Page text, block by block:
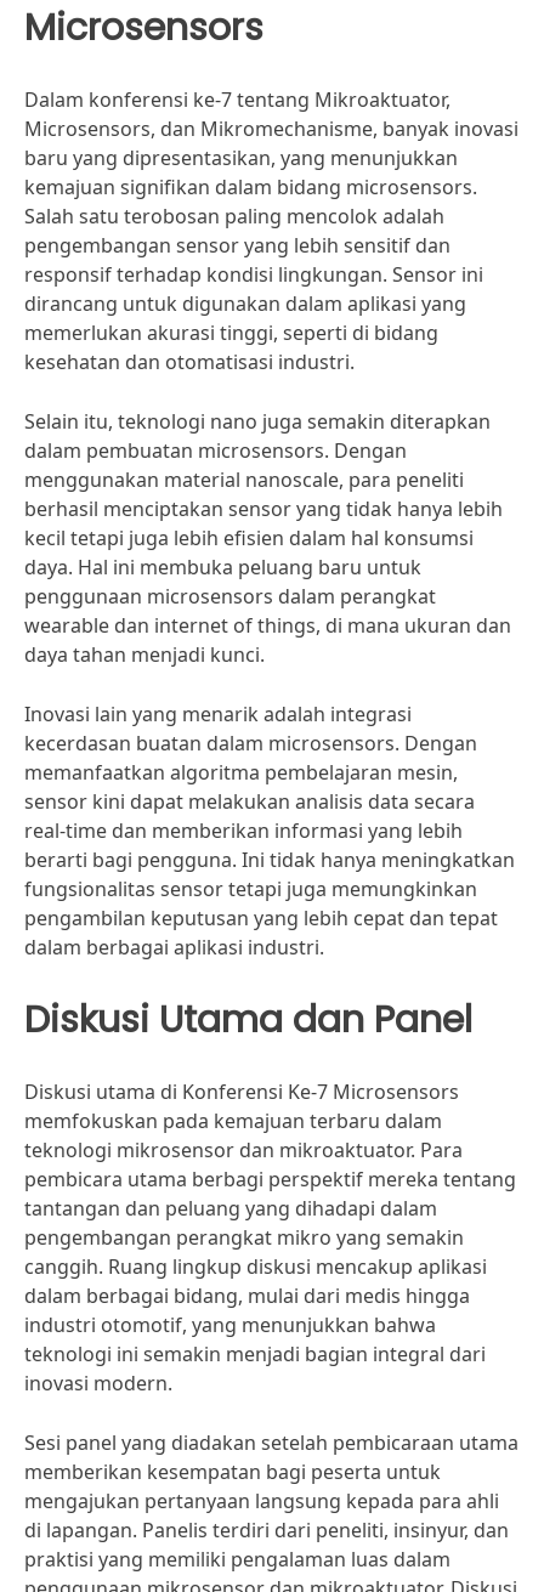
Microsensors
Dalam konferensi ke-7 tentang Mikroaktuator,
Microsensors, dan Mikromechanisme, banyak inovasi
baru yang dipresentasikan, yang menunjukkan
kemajuan signifikan dalam bidang microsensors.
Salah satu terobosan paling mencolok adalah
pengembangan sensor yang lebih sensitif dan
responsif terhadap kondisi lingkungan. Sensor ini
dirancang untuk digunakan dalam aplikasi yang
memerlukan akurasi tinggi, seperti di bidang
kesehatan dan otomatisasi industri.
Selain itu, teknologi nano juga semakin diterapkan
dalam pembuatan microsensors. Dengan
menggunakan material nanoscale, para peneliti
berhasil menciptakan sensor yang tidak hanya lebih
kecil tetapi juga lebih efisien dalam hal konsumsi
daya. Hal ini membuka peluang baru untuk
penggunaan microsensors dalam perangkat
wearable dan internet of things, di mana ukuran dan
daya tahan menjadi kunci.
Inovasi lain yang menarik adalah integrasi
kecerdasan buatan dalam microsensors. Dengan
memanfaatkan algoritma pembelajaran mesin,
sensor kini dapat melakukan analisis data secara
real-time dan memberikan informasi yang lebih
berarti bagi pengguna. Ini tidak hanya meningkatkan
fungsionalitas sensor tetapi juga memungkinkan
pengambilan keputusan yang lebih cepat dan tepat
dalam berbagai aplikasi industri.
Diskusi Utama dan Panel
Diskusi utama di Konferensi Ke-7 Microsensors
memfokuskan pada kemajuan terbaru dalam
teknologi mikrosensor dan mikroaktuator. Para
pembicara utama berbagi perspektif mereka tentang
tantangan dan peluang yang dihadapi dalam
pengembangan perangkat mikro yang semakin
canggih. Ruang lingkup diskusi mencakup aplikasi
dalam berbagai bidang, mulai dari medis hingga
industri otomotif, yang menunjukkan bahwa
teknologi ini semakin menjadi bagian integral dari
inovasi modern.
Sesi panel yang diadakan setelah pembicaraan utama
memberikan kesempatan bagi peserta untuk
mengajukan pertanyaan langsung kepada para ahli
di lapangan. Panelis terdiri dari peneliti, insinyur, dan
praktisi yang memiliki pengalaman luas dalam